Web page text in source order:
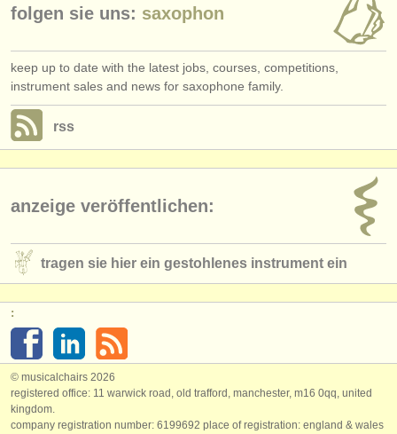
folgen sie uns: saxophon
keep up to date with the latest jobs, courses, competitions,
instrument sales and news for saxophone family.
rss
anzeige veröffentlichen:
tragen sie hier ein gestohlenes instrument ein
:
© musicalchairs 2026
registered office: 11 warwick road, old trafford, manchester, m16 0qq, united
kingdom.
company registration number: ​6199692 place of registration: england & wales